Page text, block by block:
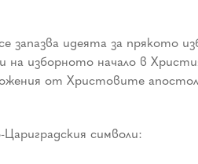
идеята за прякото
на изборното начало в
от Христовите
символи: